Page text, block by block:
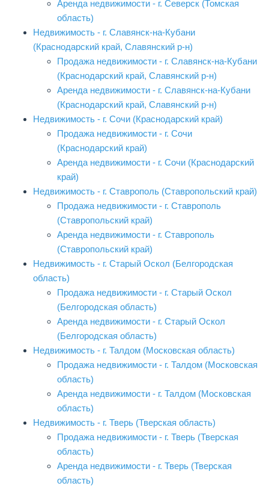
Аренда недвижимости - г. Северск (Томская
область)
Недвижимость - г. Славянск-на-Кубани
(Краснодарский край, Славянский р-н)
Продажа недвижимости - г. Славянск-на-Кубани
(Краснодарский край, Славянский р-н)
Аренда недвижимости - г. Славянск-на-Кубани
(Краснодарский край, Славянский р-н)
Недвижимость - г. Сочи (Краснодарский край)
Продажа недвижимости - г. Сочи
(Краснодарский край)
Аренда недвижимости - г. Сочи (Краснодарский
край)
Недвижимость - г. Ставрополь (Ставропольский край)
Продажа недвижимости - г. Ставрополь
(Ставропольский край)
Аренда недвижимости - г. Ставрополь
(Ставропольский край)
Недвижимость - г. Старый Оскол (Белгородская
область)
Продажа недвижимости - г. Старый Оскол
(Белгородская область)
Аренда недвижимости - г. Старый Оскол
(Белгородская область)
Недвижимость - г. Талдом (Московская область)
Продажа недвижимости - г. Талдом (Московская
область)
Аренда недвижимости - г. Талдом (Московская
область)
Недвижимость - г. Тверь (Тверская область)
Продажа недвижимости - г. Тверь (Тверская
область)
Аренда недвижимости - г. Тверь (Тверская
область)